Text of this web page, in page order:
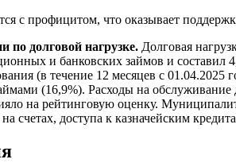
с профицитом, что оказывает
по долговой нагрузке. Долговая
и банковских займов и
(в течение 12 месяцев с 01.04.2025
(16,9%). Расходы на
на рейтинговую оценку.
счетах, доступа к казначейским